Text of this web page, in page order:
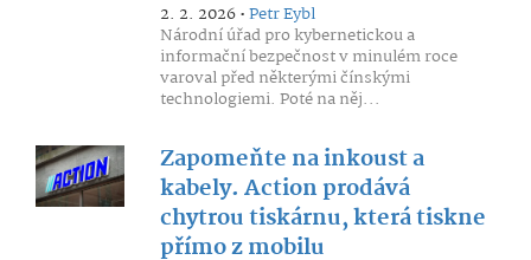
2. 2. 2026 •Petr Eybl
Národní úřad pro kybernetickou a
informační bezpečnost v minulém roce
varoval před některými čínskými
technologiemi. Poté na něj...
Zapomeňte na inkoust a
kabely. Action prodává
chytrou tiskárnu, která tiskne
přímo z mobilu